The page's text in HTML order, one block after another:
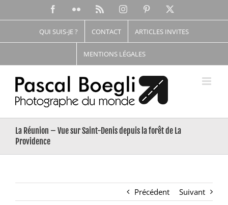
FacebookFlickr InstagramPinterest
QUI SUIS-JE ? CONTACT ARTICLES INVITES
MENTIONS LÉGALES
La Réunion – Vue sur Saint-Denis depuis la forêt de La
Providence
Précédent Suivant